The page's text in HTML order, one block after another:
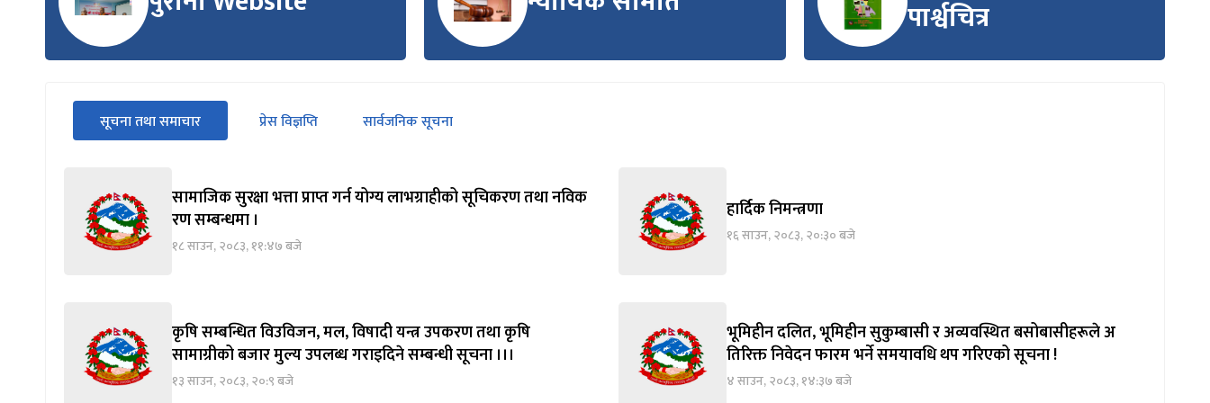
पार्श्वचित्र
सीधा
पहिलो
जानुहोस्
सूचना तथा समाचार
(सक्रिय ट्याब)
प्रेस विज्ञप्ति सार्वजनिक सूचना
सामाजिक सुरक्षा भत्ता प्राप्त गर्न योग्य लाभग्राहीको सूचिकरण तथा नविक
रण सम्बन्धमा ।
१८ साउन, २०८३, ११:४७ बजे
हार्दिक निमन्त्रणा
१६ साउन, २०८३, २०:३० बजे
कृषि सम्बन्धित विउविजन, मल, विषादी यन्त्र उपकरण तथा कृषि
सामाग्रीको बजार मुल्य उपलब्ध गराइदिने सम्बन्धी सूचना ।।।
१३ साउन, २०८३, २०:९ बजे
भूमिहीन दलित, भूमिहीन सुकुम्बासी र अव्यवस्थित बसोबासीहरूले अ
तिरिक्त निवेदन फारम भर्ने समयावधि थप गरिएको सूचना !
४ साउन, २०८३, १४:३७ बजे